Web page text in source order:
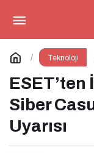
Teknoloji
ESET’ten
Siber
Uyarısı
Hareketsiz
Zamanı
Yorum Yap